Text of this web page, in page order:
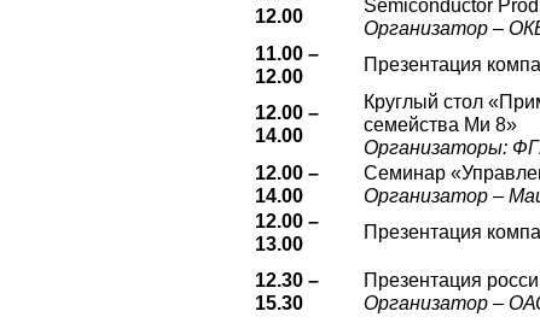
12.00
Semiconductor
Организатор –
11.00 –
12.00
Презентация
12.00 –
14.00
Круглый стол
семейства Ми 8»
Организаторы:
12.00 –
14.00
Семинар
Организатор –
12.00 –
13.00
Презентация
12.30 –
15.30
Презентация
Организатор –